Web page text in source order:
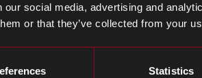
social media, advertising and
or that they’ve collected from your
Statistics
行での接続性を高めるソリュ
載されている複雑な電気デー